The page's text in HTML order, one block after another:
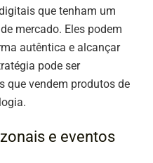
que tenham um
mercado. Eles podem
autêntica e alcançar
pode ser
que vendem produtos de
e eventos